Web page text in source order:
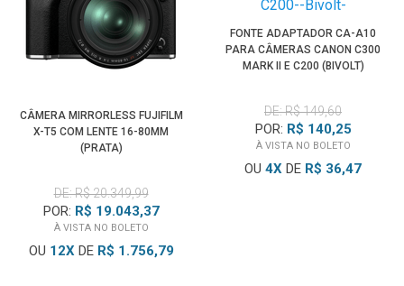
CÂMERA MIRRORLESS FUJIFILM
X-T5 COM LENTE 16-80MM
(PRATA)
DE: R$ 20.349,99
POR: R$ 19.043,37
À VISTA NO BOLETO
OU 12XDE R$ 1.756,79
FONTE ADAPTADOR CA-A10
PARA CÂMERAS CANON C300
MARK II E C200 (BIVOLT)
DE: R$ 149,60
POR: R$ 140,25
À VISTA NO BOLETO
OU 4X DE R$ 36,47